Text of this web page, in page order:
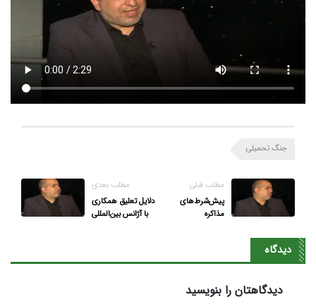
جنگ تحمیلی
مطلب قبلی
پیش‌شرط‌های
مذاکره
مطلب بعدی
دلایل تعلیق همکاری
با آژانس بین‌المللی
دیدگاه
دیدگاهتان را بنویسید